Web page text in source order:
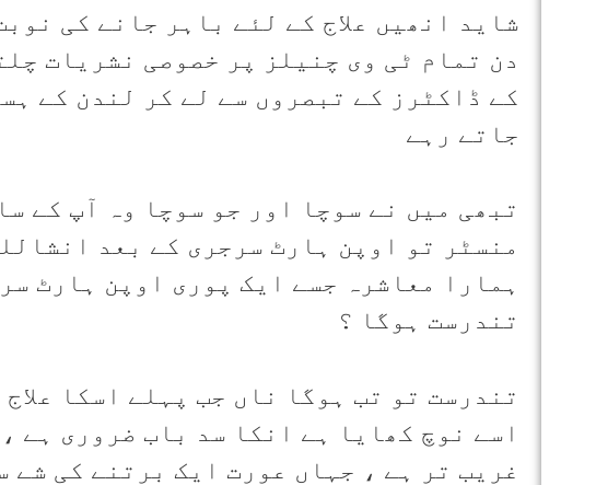
شاید انھیں علاج کے لئے باہر جانے کی
دن تمام ٹی وی چنیلز پر خصوصی نشریات
کے ڈاکٹرز کے تبصروں سے لے کر لندن کے
جاتے رہے
تبھی میں نے سوچا اور جو سوچا وہ آپ کے
منسٹر تو اوپن ہارٹ سرجری کے بعد
ہمارا معاشرہ جسے ایک پوری اوپن ہارٹ
تندرست ہوگا ؟
تندرست تو تب ہوگا ناں جب پہلے اسکا
اسے نوچ کھایا ہے انکا سد باب ضروری ہے
غریب تر ہے ، جہاں عورت ایک برتنے کی شے